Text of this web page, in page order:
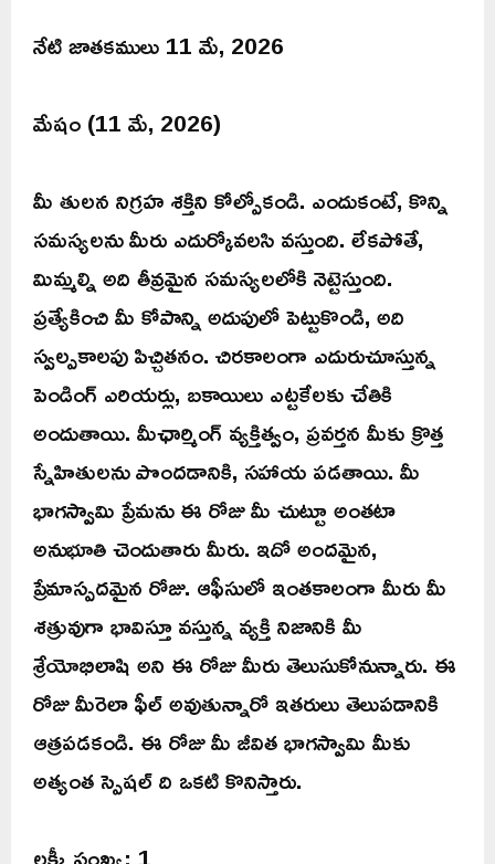
నేటి జాతకములు 11 మే, 2026
మేషం (11 మే, 2026)
మీ తులన నిగ్రహ శక్తిని కోల్పోకండి. ఎందుకంటే, కొన్ని
సమస్యలను మీరు ఎదుర్కోవలసి వస్తుంది. లేకపోతే,
మిమ్మల్ని అది తీవ్రమైన సమస్యలలోకి నెట్టెస్తుంది.
ప్రత్యేకించి మీ కోపాన్ని అదుపులో పెట్టుకొండి, అది
స్వల్పకాలపు పిచ్చితనం. చిరకాలంగా ఎదురుచూస్తున్న
పెండింగ్ ఎరియర్లు, బకాయిలు ఎట్టకేలకు చేతికి
అందుతాయి. మీఛార్మింగ్ వ్యక్తిత్వం, ప్రవర్తన మీకు క్రొత్త
స్నేహితులను పొందడానికి, సహాయ పడతాయి. మీ
భాగస్వామి ప్రేమను ఈ రోజు మీ చుట్టూ అంతటా
అనుభూతి చెందుతారు మీరు. ఇదో అందమైన,
ప్రేమాస్పదమైన రోజు. ఆఫీసులో ఇంతకాలంగా మీరు మీ
శత్రువుగా భావిస్తూ వస్తున్న వ్యక్తి నిజానికి మీ
శ్రేయోభిలాషి అని ఈ రోజు మీరు తెలుసుకోనున్నారు. ఈ
రోజు మీరెలా ఫీల్ అవుతున్నారో ఇతరులు తెలుపడానికి
ఆత్రపడకండి. ఈ రోజు మీ జీవిత భాగస్వామి మీకు
అత్యంత స్పెషల్ ది ఒకటి కొనిస్తారు.